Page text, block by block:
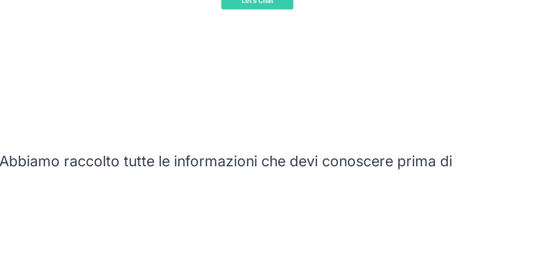
raccolto tutte le informazioni che devi conoscere prima di